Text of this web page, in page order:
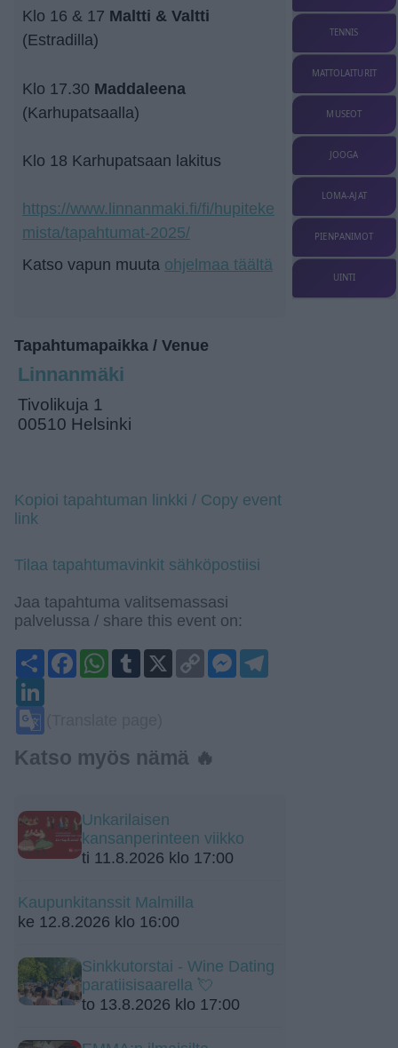
Klo 16 & 17 Maltti & Valtti
(Estradilla)
Klo 17.30 Maddaleena
(Karhupatsaalla)
Klo 18 Karhupatsaan lakitus
https://www.linnanmaki.fi/fi/hupiteke
mista/tapahtumat-2025/
Katso vapun muuta ohjelmaa täältä
Tapahtumapaikka / Venue
Linnanmäki
Tivolikuja 1
00510 Helsinki
Kopioi tapahtuman linkki / Copy event
link
Tilaa tapahtumavinkit sähköpostiisi
Jaa tapahtuma valitsemassasi
palvelussa / share this event on:
ShareFacebookWhatsApp
Tumblr
X
Copy
Link
Messenger
Katso myös nämä 🔥
Unkarilaisen
kansanperinteen viikko
ti 11.8.2026 klo 17:00
Kaupunkitanssit Malmilla
ke 12.8.2026 klo 16:00
Sinkkutorstai - Wine Dating
paratiisisaarella 💘
to 13.8.2026 klo 17:00
TENNIS
MATTOLAITURIT
MUSEOT
JOOGA
LOMA-AJAT
PIENPANIMOT
UINTI